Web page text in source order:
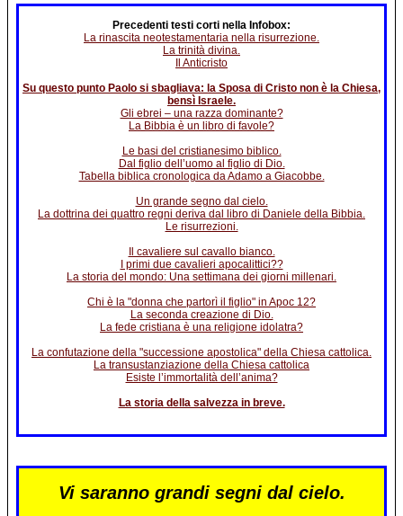
Precedenti testi corti nella Infobox:
La rinascita neotestamentaria nella risurrezione.
La trinità divina.
Il Anticristo
Su questo punto Paolo si sbagliava: la Sposa di Cristo non è la Chiesa,
bensì Israele.
Gli ebrei – una razza dominante?
La Bibbia è un libro di favole?
Le basi del cristianesimo biblico.
Dal figlio dell’uomo al figlio di Dio.
Tabella biblica cronologica da Adamo a Giacobbe.
Un grande segno dal cielo.
La dottrina dei quattro regni deriva dal libro di Daniele della Bibbia.
Le risurrezioni.
Il cavaliere sul cavallo bianco.
I primi due cavalieri apocalittici??
La storia del mondo: Una settimana dei giorni millenari.
Chi è la "donna che partorì il figlio" in Apoc 12?
La seconda creazione di Dio.
La fede cristiana è una religione idolatra?
La confutazione della "successione apostolica" della Chiesa cattolica.
La transustanziazione della Chiesa cattolica
Esiste l’immortalità dell’anima?
La storia della salvezza in breve.
Vi saranno grandi segni dal cielo.